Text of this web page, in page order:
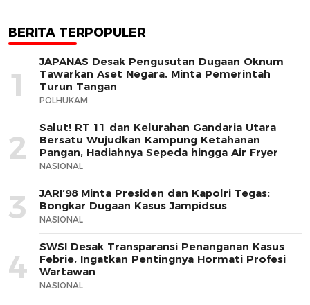
BERITA TERPOPULER
1
JAPANAS Desak Pengusutan Dugaan Oknum
Tawarkan Aset Negara, Minta Pemerintah
Turun Tangan
POLHUKAM
2
Salut! RT 11 dan Kelurahan Gandaria Utara
Bersatu Wujudkan Kampung Ketahanan
Pangan, Hadiahnya Sepeda hingga Air Fryer
NASIONAL
3
JARI’98 Minta Presiden dan Kapolri Tegas:
Bongkar Dugaan Kasus Jampidsus
NASIONAL
4
SWSI Desak Transparansi Penanganan Kasus
Febrie, Ingatkan Pentingnya Hormati Profesi
Wartawan
NASIONAL